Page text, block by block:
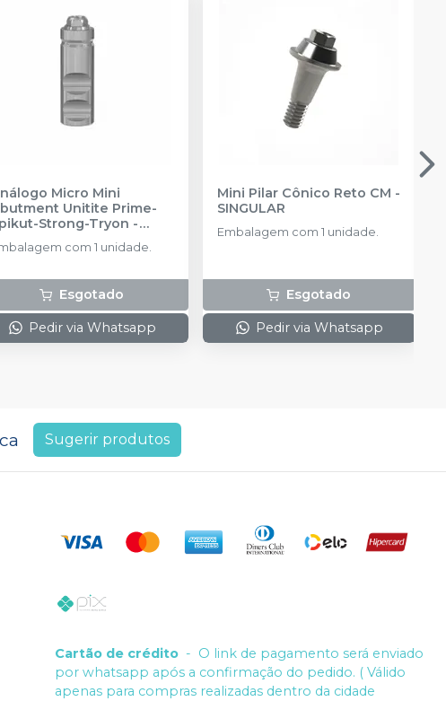
Micro Mini
Unitite Prime-
Strong-Tryon -
com 1 unidade.
Esgotado
Pedir via Whatsapp
Mini Pilar Cônico Reto CM -
SINGULAR
Embalagem com 1 unidade.
Esgotado
Pedir via Whatsapp
Sugerir produtos
Cartão de crédito - O link de pagamento será enviado
por whatsapp após a confirmação do pedido. ( Válido
apenas para compras realizadas dentro da cidade